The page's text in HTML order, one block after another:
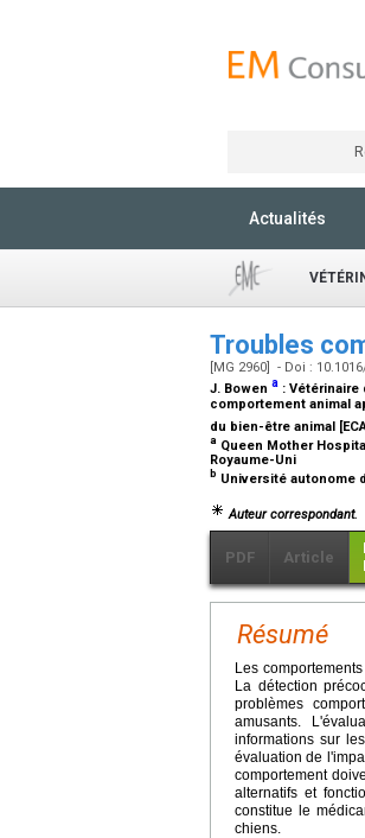
Actualités
Troubles
[MG 2960] - Doi :
J. Bowen a : Vétérinaire
comportement animal
du bien-être animal
a Queen Mother
Royaume-Uni
b Université autonome
Auteur correspondant.
PDF Article
Résumé
Les
La détection
problèmes
amusants.
informations sur
évaluation de
comportement
alternatifs et
constitue le
chiens.